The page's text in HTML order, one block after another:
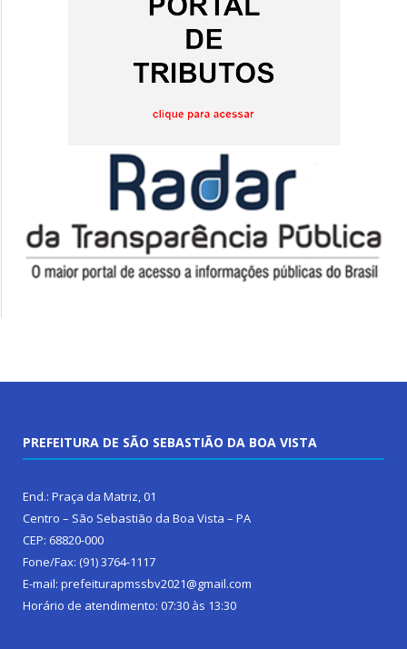
PREFEITURA DE SÃO SEBASTIÃO DA BOA VISTA
End.: Praça da Matriz, 01
Centro – São Sebastião da Boa Vista – PA
CEP: 68820-000
Fone/Fax: (91) 3764-1117
E-mail: prefeiturapmssbv2021@gmail.com
Horário de atendimento: 07:30 às 13:30